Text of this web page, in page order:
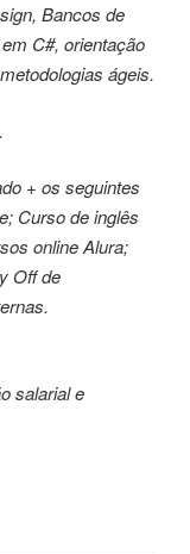
Bancos de
C#, orientação
ágeis.
+ os seguintes
Curso de inglês
online Alura;
Off de
salarial e